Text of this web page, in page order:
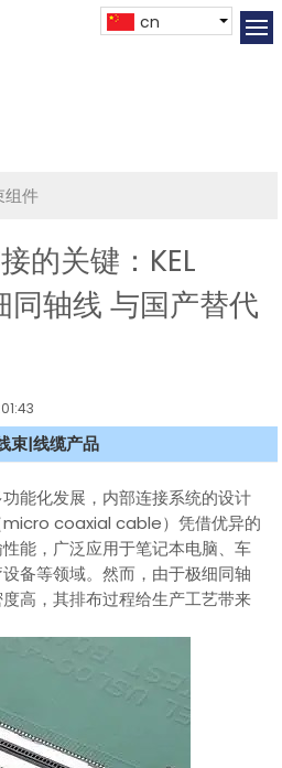
cn
组件
的关键：KEL
轴线 与国产替代
束|线缆产品
能化发展，内部连接系统的设计
micro coaxial cable）凭借优异的
能，广泛应用于笔记本电脑、车
备等领域。然而，由于极细同轴
高，其排布过程给生产工艺带来